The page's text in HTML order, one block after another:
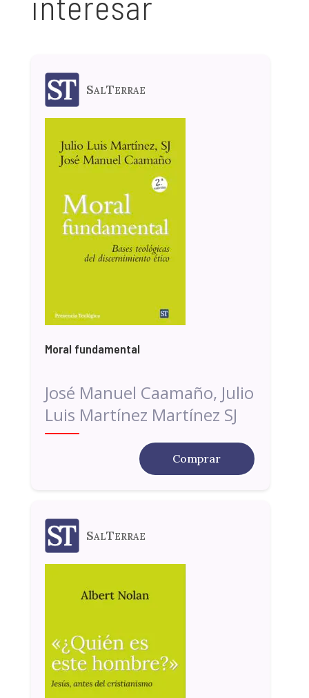
SalTerrae
Moral fundamental
José Manuel Caamaño, Julio
Luis Martínez Martínez SJ
Comprar
SalTerrae